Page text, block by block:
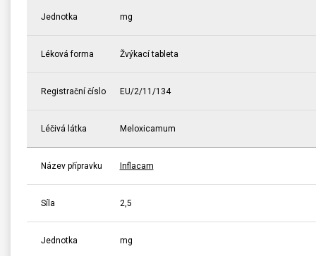
Jednotka mg
Léková forma Žvýkací tableta
Registrační číslo EU/2/11/134
Léčivá látka Meloxicamum
Název přípravku Inflacam
Síla 2,5
Jednotka mg